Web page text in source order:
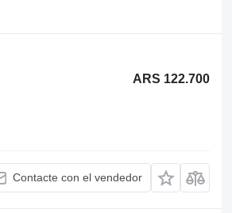
ARS 122.700
Contacte con el vendedor